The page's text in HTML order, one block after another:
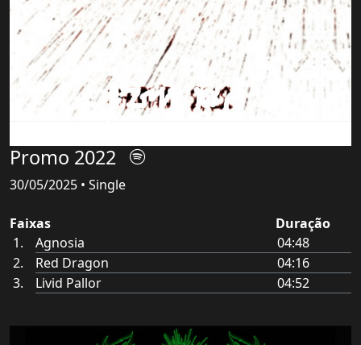
Promo 2022
30/05/2025 • Single
Faixas
Duração
Agnosia
04:48
Red Dragon
04:16
Livid Pallor
04:52